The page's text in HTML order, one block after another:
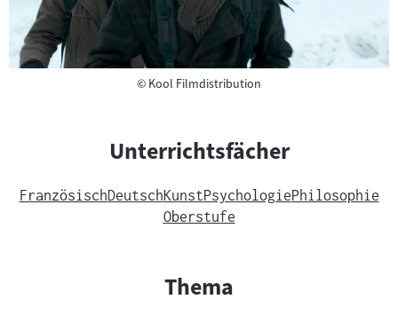
©Copyright
Kool Filmdistribution
Unterrichtsfächer
FranzösischDeutschKunstPsychologiePhilosophie
Oberstufe
Thema